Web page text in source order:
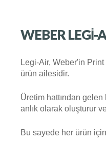
WEBER LEGI-
Legi-Air, Weber'in
ürün ailesidir.
Üretim hattından
anlık olarak oluşturur
Bu sayede her ürün